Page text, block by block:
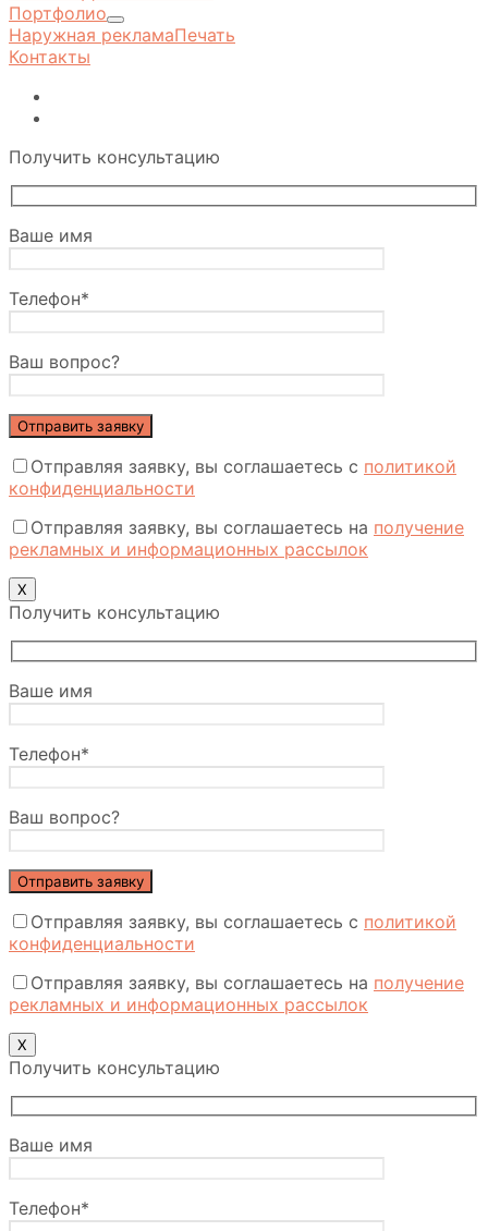
Портфолио
Наружная рекламаПечать
Контакты
Получить консультацию
Ваше имя
Телефон*
Ваш вопрос?
Отправляя заявку, вы соглашаетесь с политикой
конфиденциальности
Отправляя заявку, вы соглашаетесь на получение
рекламных и информационных рассылок
Х
Получить консультацию
Ваше имя
Телефон*
Ваш вопрос?
Отправляя заявку, вы соглашаетесь с политикой
конфиденциальности
Отправляя заявку, вы соглашаетесь на получение
рекламных и информационных рассылок
Х
Получить консультацию
Ваше имя
Телефон*